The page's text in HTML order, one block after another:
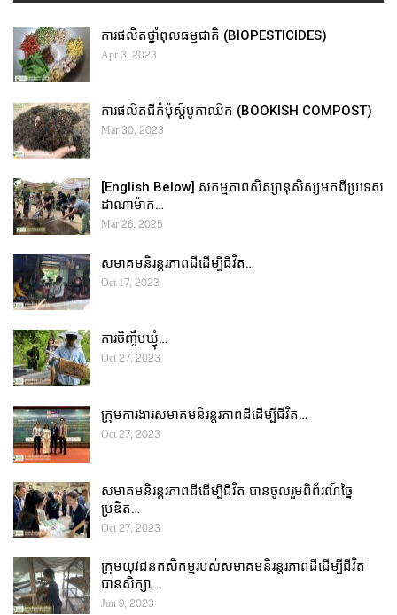
ការផលិតថ្នាំពុលធម្មជាតិ (BIOPESTICIDES)
Apr 3, 2023
ការផលិតជីកំប៉ុស្ដ៍បូកាឈិក (BOOKISH COMPOST)
Mar 30, 2023
[English Below] សកម្មភាពសិស្សានុសិស្សមកពីប្រទេស
ដាណាម៉ាក…
Mar 26, 2025
សមាគមនិរន្តរភាពដីដើម្បីជីវិត…
Oct 17, 2023
ការចិញ្ចឹមឃ្មុំ…
Oct 27, 2023
ក្រុមការងារសមាគមនិរន្តរភាពដីដើម្បីជីវិត…
Oct 27, 2023
សមាគមនិរន្តរភាពដីដើម្បីជីវិត បានចូលរួមពិព័រណ៍ច្នៃ
ប្រឌិត…
Oct 27, 2023
ក្រុមយុវជនកសិកម្មរបស់សមាគមនិរន្តរភាពដីដើម្បីជីវិត
បានសិក្សា…
Jun 9, 2023